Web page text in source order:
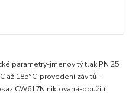
parametry-jmenovitý tlak PN 25
až 185°C-provedení závitů :
CW617N niklovaná-použití :